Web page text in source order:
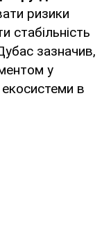
ризики
стабільність
зазначив,
у
екосистеми в